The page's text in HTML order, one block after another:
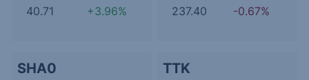
40.71 +3.96% 237.40 -0.67%
SHA0 TTK